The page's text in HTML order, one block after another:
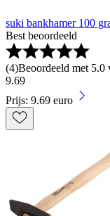
suki bankhamer 100
Best beoordeeld
(4)Beoordeeld met 5.0
9.69
Prijs: 9.69 euro